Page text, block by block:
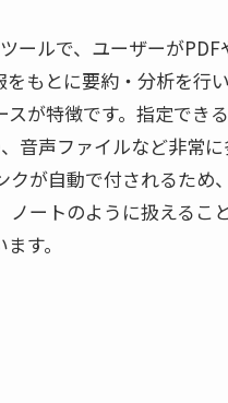
ルで、ユーザーがPDF
もとに要約・分析を行
が特徴です。指定で
音声ファイルなど非常
クが自動で付されるた
ートのように扱える
す。